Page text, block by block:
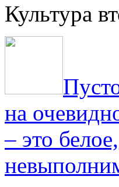
Культура
на
– это